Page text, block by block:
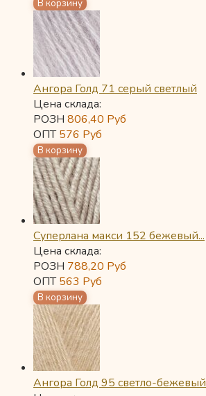
Ангора Голд 71 серый светлый
Цена склада:
РОЗН 806,40 Руб
ОПТ576 Руб
Суперлана макси 152 бежевый...
Цена склада:
РОЗН 788,20 Руб
ОПТ563 Руб
Ангора Голд 95 светло-бежевый